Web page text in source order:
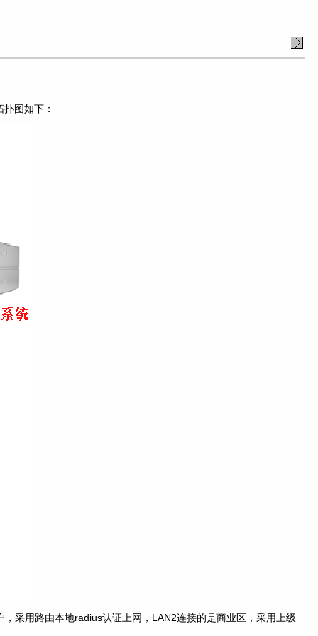
图如下：
采用路由本地radius认证上网，LAN2连接的是商业区，采用上级